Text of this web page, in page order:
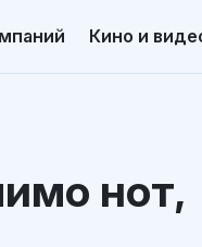
Кино и
нот,